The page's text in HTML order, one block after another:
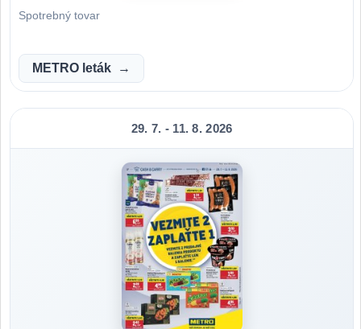
Spotrebný tovar
METRO leták
29. 7. - 11. 8. 2026